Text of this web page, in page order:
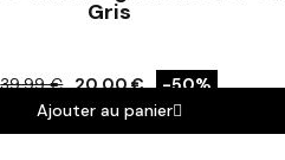
Gris
39,99 € 20,00 €
-50%
Ajouter au panier